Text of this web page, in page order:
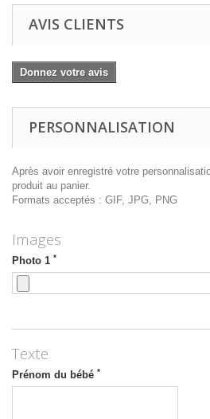
AVIS CLIENTS
Donnez votre avis
PERSONNALISATION
Après avoir enregistré votre
produit au panier.
Formats acceptés : GIF, JPG, PNG
Images
Photo 1 *
Texte
Prénom du bébé *